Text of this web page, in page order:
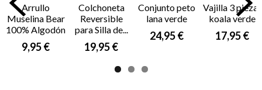
Arrullo
Muselina Bear
100% Algodón
9,95 €
Colchoneta
Reversible
para Silla de...
19,95 €
Conjunto peto
lana verde
24,95 €
Vajilla 3 piezas
koala verde
17,95 €